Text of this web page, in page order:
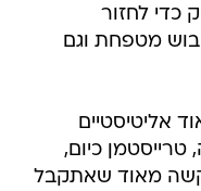
כדי לחזור
מטפחת וגם
מאוד אליטיסטיים
כיום,
מאוד שאתקבל